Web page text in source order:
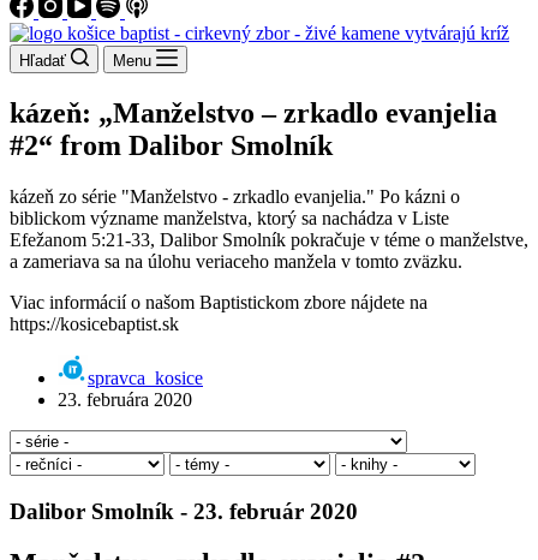
Hľadať Menu
kázeň: „Manželstvo – zrkadlo evanjelia
#2“ from Dalibor Smolník
kázeň zo série "Manželstvo - zrkadlo evanjelia." Po kázni o
biblickom význame manželstva, ktorý sa nachádza v Liste
Efežanom 5:21-33, Dalibor Smolník pokračuje v téme o manželstve,
a zameriava sa na úlohu veriaceho manžela v tomto zväzku.
Viac informácií o našom Baptistickom zbore nájdete na
https://kosicebaptist.sk
spravca_kosice
23. februára 2020
Dalibor Smolník - 23. február 2020